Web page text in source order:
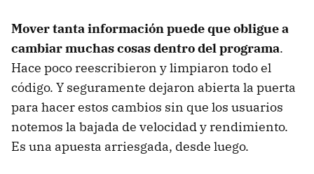
Mover tanta información puede que obligue a
cambiar muchas cosas dentro del programa.
Hace poco reescribieron y limpiaron todo el
código. Y seguramente dejaron abierta la puerta
para hacer estos cambios sin que los usuarios
notemos la bajada de velocidad y rendimiento.
Es una apuesta arriesgada, desde luego.